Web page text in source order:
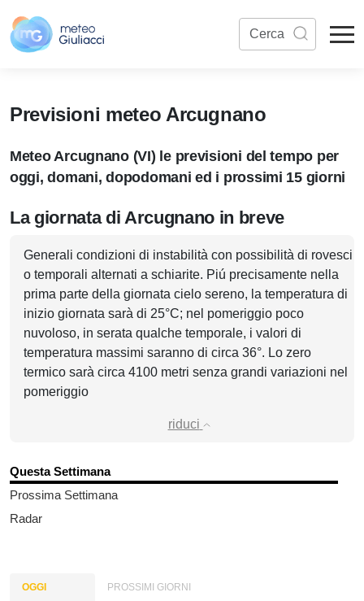
Previsioni meteo Arcugnano
Meteo Arcugnano (VI) le previsioni del tempo per
oggi, domani, dopodomani ed i prossimi 15 giorni
La giornata di Arcugnano in breve
Generali condizioni di instabilità con possibilità di rovesci
o temporali alternati a schiarite. Piú precisamente nella
prima parte della giornata cielo sereno, la temperatura di
inizio giornata sarà di 25°C; nel pomeriggio poco
nuvoloso, in serata qualche temporale, i valori di
temperatura massimi saranno di circa 36°. Lo zero
termico sarà circa 4100 metri senza grandi variazioni nel
pomeriggio
riduci
Questa Settimana
Prossima Settimana
Radar
OGGI PROSSIMI GIORNI